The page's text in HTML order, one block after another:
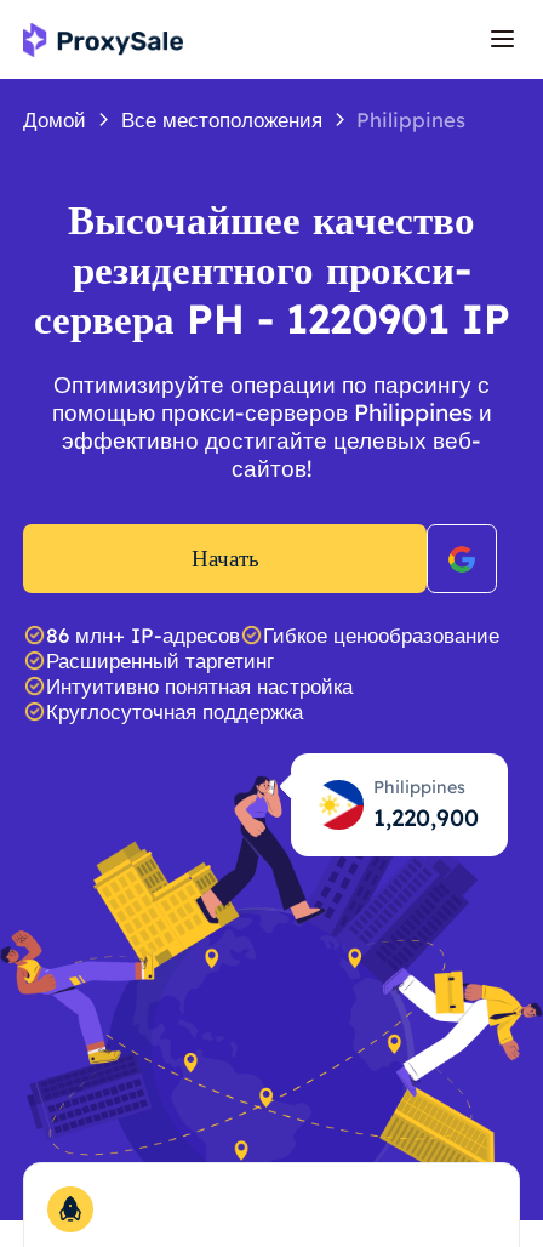
Домой Все местоположения Philippines
Высочайшее качество
резидентного прокси-
сервера PH - 1220901 IP
Оптимизируйте операции по парсингу с
помощью прокси-серверов Philippines и
эффективно достигайте целевых веб-
сайтов!
Начать
86 млн+ IP-адресов
Гибкое ценообразование
Расширенный таргетинг
Интуитивно понятная настройка
Круглосуточная поддержка
Philippines
1,220,901